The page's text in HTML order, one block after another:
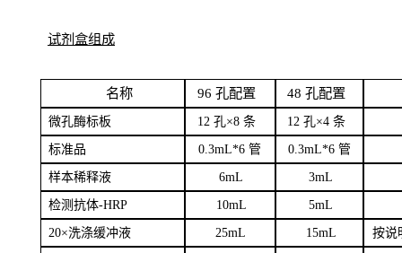
试剂盒组成
名称 96 孔配置 48 孔配置
微孔酶标板 12 孔×8 条 12 孔×4 条
标准品 0.3mL*6 管 0.3mL*6 管
样本稀释液 6mL 3mL
检测抗体-HRP 10mL 5mL
20×洗涤缓冲液 25mL 15mL 按说